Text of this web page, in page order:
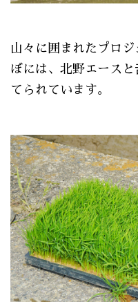
山々に囲まれたプロ
ぼには、北野エース
てられています。